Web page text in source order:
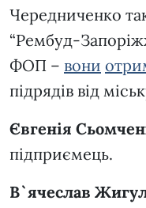
Чередниченко
“Рембуд-
ФОП – вони
підрядів від
Євгенія
підприємець.
В`ячеслав